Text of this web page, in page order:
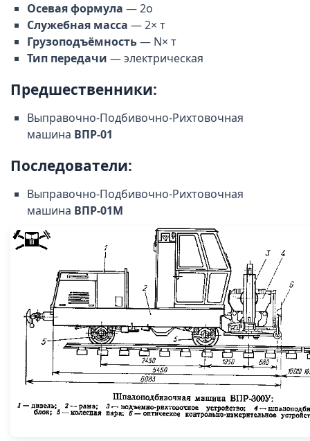
Осевая формула — 2о
Служебная масса — 2× т
Грузоподъёмность— N× т
Тип передачи — электрическая
Предшественники:
Выправочно-Подбивочно-Рихтовочная
машина ВПР-01
Последователи:
Выправочно-Подбивочно-Рихтовочная
машина ВПР-01М